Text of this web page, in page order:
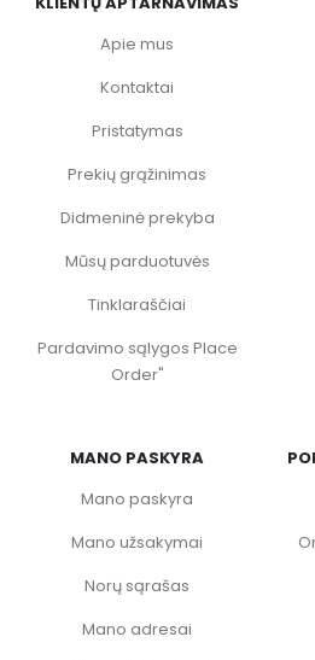
Apie mus
Kontaktai
Pristatymas
Prekių grąžinimas
Didmeninė prekyba
Mūsų parduotuvės
Tinklaraščiai
Pardavimo sąlygos Place
Order"
MANO PASKYRA
Mano paskyra
Mano užsakymai
Norų sąrašas
Mano adresai